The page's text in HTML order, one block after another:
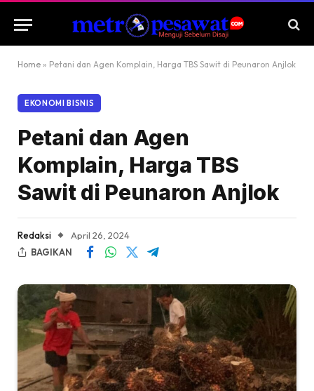
Home » Petani dan Agen Komplain, Harga TBS Sawit di Peunaron Anjlok
EKONOMI BISNIS
Petani dan Agen
Komplain, Harga TBS
Sawit di Peunaron Anjlok
Redaksi
April 26, 2024
BAGIKAN